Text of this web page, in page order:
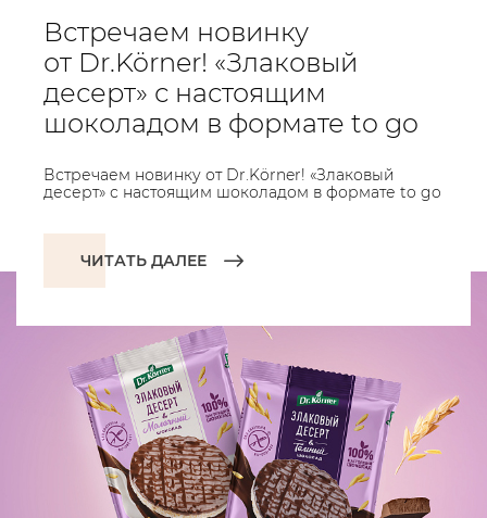
Встречаем новинку
от Dr.Körner! «Злаковый
десерт» с настоящим
шоколадом в формате to go
Встречаем новинку от Dr.Körner! «Злаковый
десерт» с настоящим шоколадом в формате to go
ЧИТАТЬ ДАЛЕЕ